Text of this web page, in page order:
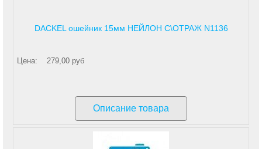
DACKEL ошейник 15мм НЕЙЛОН С\ОТРАЖ N1136
Цена: 279,00 руб
Описание товара